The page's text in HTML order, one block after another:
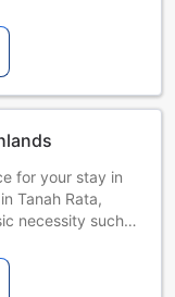
for your stay in
Tanah Rata,
necessity such
Highlands
well as varieties